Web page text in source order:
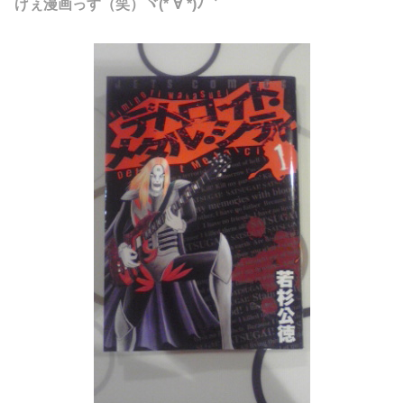
げぇ漫画っす（笑）ヾ(*´∀`*)ﾉ゛